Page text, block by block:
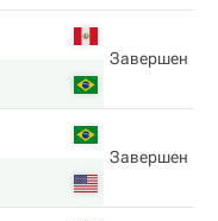
Завершен
Завершен